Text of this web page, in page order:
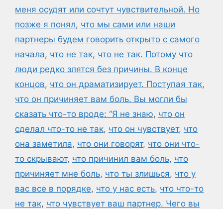
меня осудят или сочтут чувствительной. Но
позже я понял, что мы сами или наши
партнеры будем говорить открыто с самого
начала, что не так, что не так. Потому что
люди редко злятся без причины. В конце
концов, что он драматизирует. Поступая так,
что он причиняет вам боль. Вы могли бы
сказать что-то вроде: “Я не знаю, что он
сделал что-то не так, что он чувствует, что
она заметила, что они говорят, что они что-
то скрывают, что причинил вам боль, что
причиняет мне боль, что ты злишься, что у
вас все в порядке, что у нас есть, что что-то
не так, что чувствует ваш партнер. Чего вы